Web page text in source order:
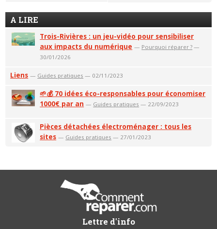
A LIRE
Trois-Rivières : un jeu-vidéo pour sensibiliser
aux impacts du numérique — Pourquoi réparer ? —
30/01/2026
Liens — Guides pratiques — 02/11/2023
🌱💰 70 idées éco-responsables pour économiser
1000€ par an — Guides pratiques — 22/09/2023
Pièces détachées électroménager : tous les
sites — Guides pratiques — 27/01/2023
Lettre d'info